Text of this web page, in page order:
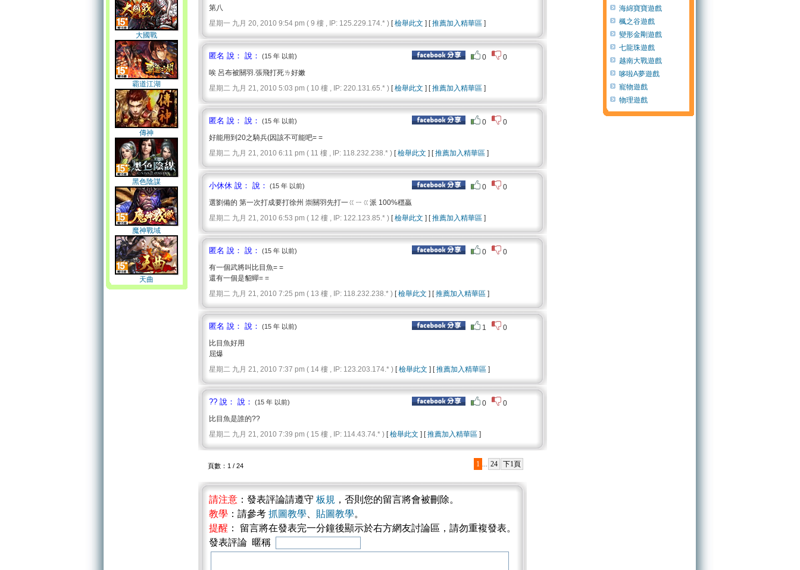
大國戰
霸道江湖
傳神
黑色陰謀
魔神戰域
天曲
第八
星期一 九月 20, 2010 9:54 pm ( 9 樓 , IP: 125.229.174.* ) [檢舉此文 ] [推薦加入精華區 ]
匿名 說： 說： (15 年 以前) 0
0
唉 呂布被關羽.張飛打死ㄌ好嫩
星期二 九月 21, 2010 5:03 pm ( 10 樓 , IP: 220.131.65.* ) [檢舉此文 ] [推薦加入精華區 ]
匿名 說： 說： (15 年 以前) 0
0
好能用到20之騎兵(因該不可能吧= =
星期二 九月 21, 2010 6:11 pm ( 11 樓 , IP: 118.232.238.* ) [檢舉此文 ] [推薦加入精華區 ]
小休休 說： 說： (15 年 以前) 0
0
選劉備的 第一次打成要打徐州 崇關羽先打一ㄍㄧㄍ派 100%穩贏
星期二 九月 21, 2010 6:53 pm ( 12 樓 , IP: 122.123.85.* ) [檢舉此文 ] [推薦加入精華區 ]
匿名 說： 說： (15 年 以前) 0
0
有一個武將叫比目魚= =
還有一個是貂蟬= =
星期二 九月 21, 2010 7:25 pm ( 13 樓 , IP: 118.232.238.* ) [檢舉此文 ] [推薦加入精華區 ]
匿名 說： 說： (15 年 以前) 1
0
比目魚好用
屈爆
星期二 九月 21, 2010 7:37 pm ( 14 樓 , IP: 123.203.174.* ) [檢舉此文 ] [推薦加入精華區 ]
?? 說： 說： (15 年 以前) 0
0
比目魚是誰的??
星期二 九月 21, 2010 7:39 pm ( 15 樓 , IP: 114.43.74.* ) [檢舉此文 ] [推薦加入精華區 ]
頁數：1 / 24 1 24 下1頁
請注意 ：發表評論請遵守 板規 ，否則您的留言將會被刪除。
教學 ：請參考 抓圖教學 貼圖教學。
提醒 ： 留言將在發表完一分鐘後顯示於右方網友討論區，請勿重複發表。
發表評論 暱稱
海綿寶寶遊戲
楓之谷遊戲
變形金剛遊戲
七龍珠遊戲
越南大戰遊戲
哆啦A夢遊戲
寵物遊戲
物理遊戲